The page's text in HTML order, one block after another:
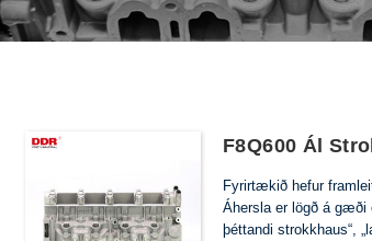
F8Q600 Ál
Fyrirtækið hefur
Áhersla er lögð á gæði
þéttandi strokkhaus“,